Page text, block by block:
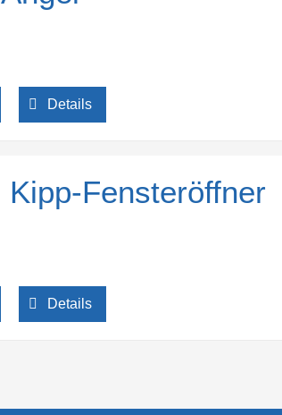
Details
Fensteröffner
Details